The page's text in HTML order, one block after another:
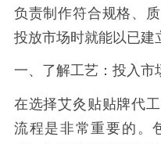
负责制作符合规格、
投放市场时就能以已建
一、了解工艺：投入市
在选择艾灸贴贴牌代
流程是非常重要的。